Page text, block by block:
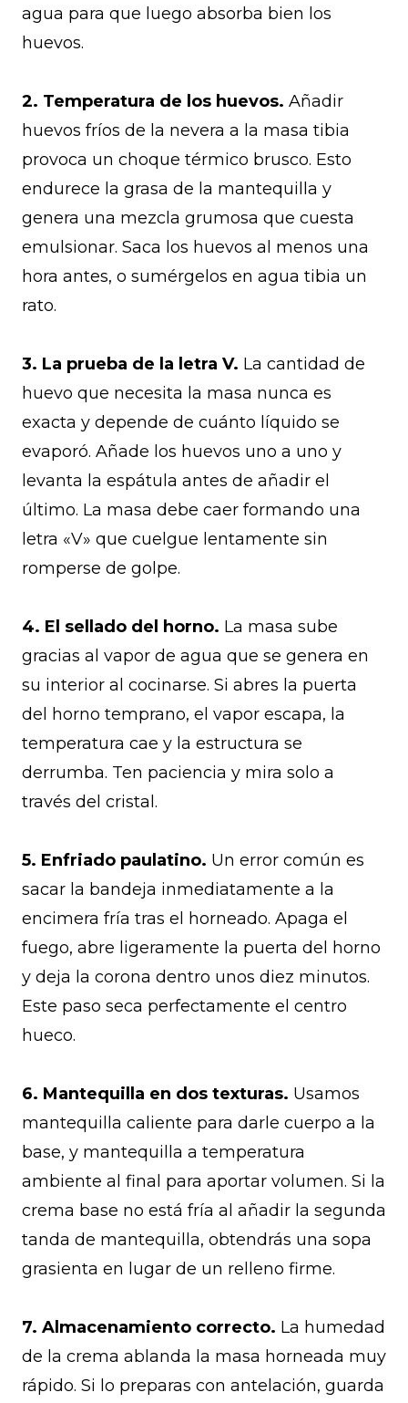
agua para que luego absorba bien los
huevos.
2. Temperatura de los huevos. Añadir
huevos fríos de la nevera a la masa tibia
provoca un choque térmico brusco. Esto
endurece la grasa de la mantequilla y
genera una mezcla grumosa que cuesta
emulsionar. Saca los huevos al menos una
hora antes, o sumérgelos en agua tibia un
rato.
3. La prueba de la letra V. La cantidad de
huevo que necesita la masa nunca es
exacta y depende de cuánto líquido se
evaporó. Añade los huevos uno a uno y
levanta la espátula antes de añadir el
último. La masa debe caer formando una
letra «V» que cuelgue lentamente sin
romperse de golpe.
4. El sellado del horno. La masa sube
gracias al vapor de agua que se genera en
su interior al cocinarse. Si abres la puerta
del horno temprano, el vapor escapa, la
temperatura cae y la estructura se
derrumba. Ten paciencia y mira solo a
través del cristal.
5. Enfriado paulatino. Un error común es
sacar la bandeja inmediatamente a la
encimera fría tras el horneado. Apaga el
fuego, abre ligeramente la puerta del horno
y deja la corona dentro unos diez minutos.
Este paso seca perfectamente el centro
hueco.
6. Mantequilla en dos texturas. Usamos
mantequilla caliente para darle cuerpo a la
base, y mantequilla a temperatura
ambiente al final para aportar volumen. Si la
crema base no está fría al añadir la segunda
tanda de mantequilla, obtendrás una sopa
grasienta en lugar de un relleno firme.
7. Almacenamiento correcto. La humedad
de la crema ablanda la masa horneada muy
rápido. Si lo preparas con antelación, guarda